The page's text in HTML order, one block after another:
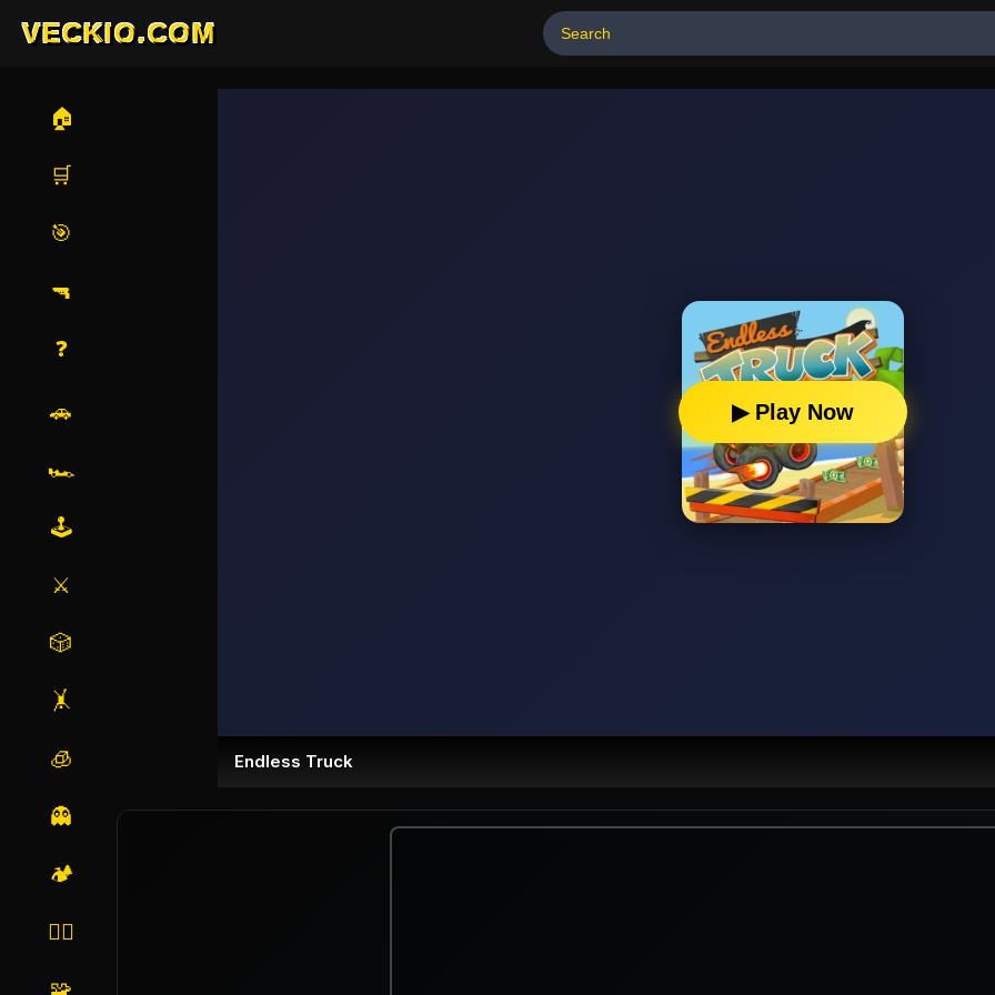
VECKIO.COM
🏠
🛒
🎯
🔫
❓
🚗
🏎️
🕹️
⚔️
🎲
🤸
🧊
👻
🏕️
🏃‍♂️
🧩
▶ Play Now
Endless Truck